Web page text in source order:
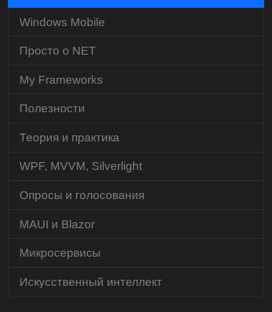
Windows Mobile
Просто о NET
My Frameworks
Полезности
Теория и практика
WPF, MVVM, Silverlight
Опросы и голосования
MAUI и Blazor
Микросервисы
Искусственный интеллект